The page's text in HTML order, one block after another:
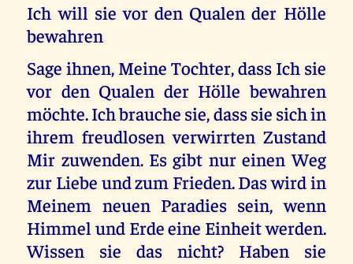
Ich will sie vor den Qualen der Hölle
bewahren
Sage ihnen, Meine Tochter, dass Ich sie
vor den Qualen der Hölle bewahren
möchte. Ich brauche sie, dass sie sich in
ihrem freudlosen verwirrten Zustand
Mir zuwenden. Es gibt nur einen Weg
zur Liebe und zum Frieden. Das wird in
Meinem neuen Paradies sein, wenn
Himmel und Erde eine Einheit werden.
Wissen sie das nicht? Haben sie